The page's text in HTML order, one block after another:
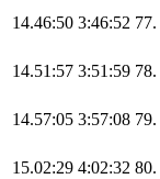
14.46:50 3:46:52 77.
14.51:57 3:51:59 78.
14.57:05 3:57:08 79.
15.02:29 4:02:32 80.